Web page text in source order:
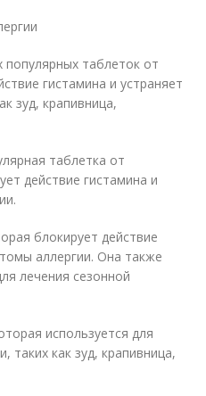
популярных таблеток от
гистамина и устраняет
зуд, крапивница,
таблетка от
действие гистамина и
блокирует действие
аллергии. Она также
лечения сезонной
используется для
таких как зуд, крапивница,